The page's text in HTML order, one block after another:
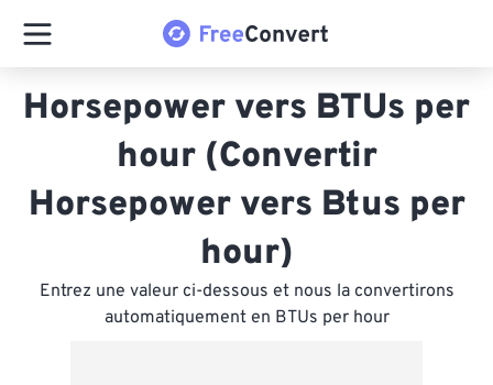
Horsepower vers BTUs per
hour (Convertir
Horsepower vers Btus per
hour)
Entrez une valeur ci-dessous et nous la convertirons
automatiquement en BTUs per hour